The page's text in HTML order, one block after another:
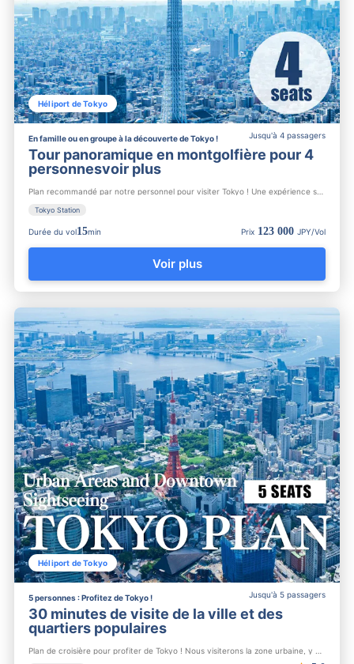
Héliport de Tokyo
Jusqu'à 4 passagers
En famille ou en groupe à la découverte de Tokyo !
Tour panoramique en montgolfière pour 4
personnesvoir plus
Tokyo Station
Durée du vol15min Prix 123 000 JPY/Vol
Voir plus
Héliport de Tokyo
Jusqu'à 5 passagers
5 personnes : Profitez de Tokyo !
30 minutes de visite de la ville et des
quartiers populaires